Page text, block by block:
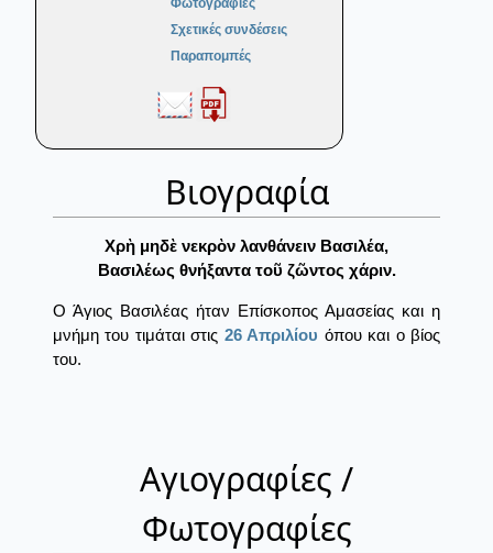
Φωτογραφίες
Σχετικές συνδέσεις
Παραπομπές
Βιογραφία
Χρὴ μηδὲ νεκρὸν λανθάνειν Βασιλέα,
Βασιλέως θνήξαντα τοῦ ζῶντος χάριν.
Ο Άγιος Βασιλέας ήταν Επίσκοπος Αμασείας και η
μνήμη του τιμάται στις 26 Απριλίου όπου και ο βίος
του.
Αγιογραφίες /
Φωτογραφίες